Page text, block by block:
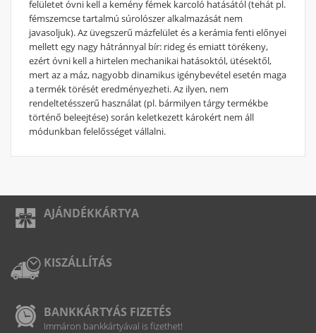
felületet óvni kell a kemény fémek karcoló hatásától (tehát pl.
fémszemcse tartalmú súrolószer alkalmazását nem
javasoljuk). Az üvegszerű mázfelület és a kerámia fenti előnyei
mellett egy nagy hátránnyal bír: rideg és emiatt törékeny,
ezért óvni kell a hirtelen mechanikai hatásoktól, ütésektől,
mert az a máz, nagyobb dinamikus igénybevétel esetén maga
a termék törését eredményezheti. Az ilyen, nem
rendeltetésszerű használat (pl. bármilyen tárgy termékbe
történő beleejtése) során keletkezett károkért nem áll
módunkban felelősséget vállalni.
AJÁNDÉKKÁRTYA
KISZÁLLÍTÁS
BANKKÁRTYÁS FIZETÉS
Immáron bankkártyával is fizethet!